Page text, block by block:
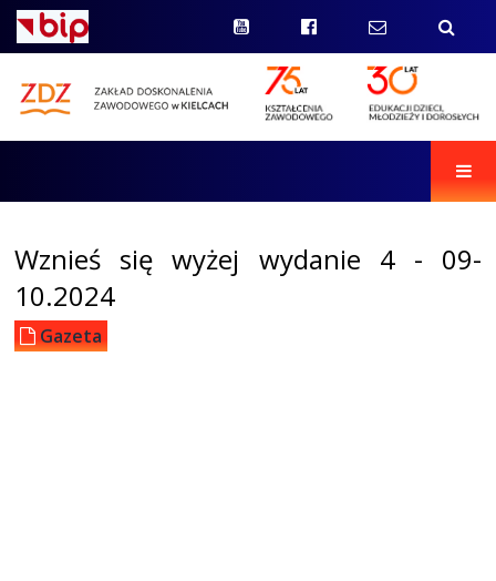
Wznieś się wyżej wydanie 4 - 09-
10.2024
Gazeta